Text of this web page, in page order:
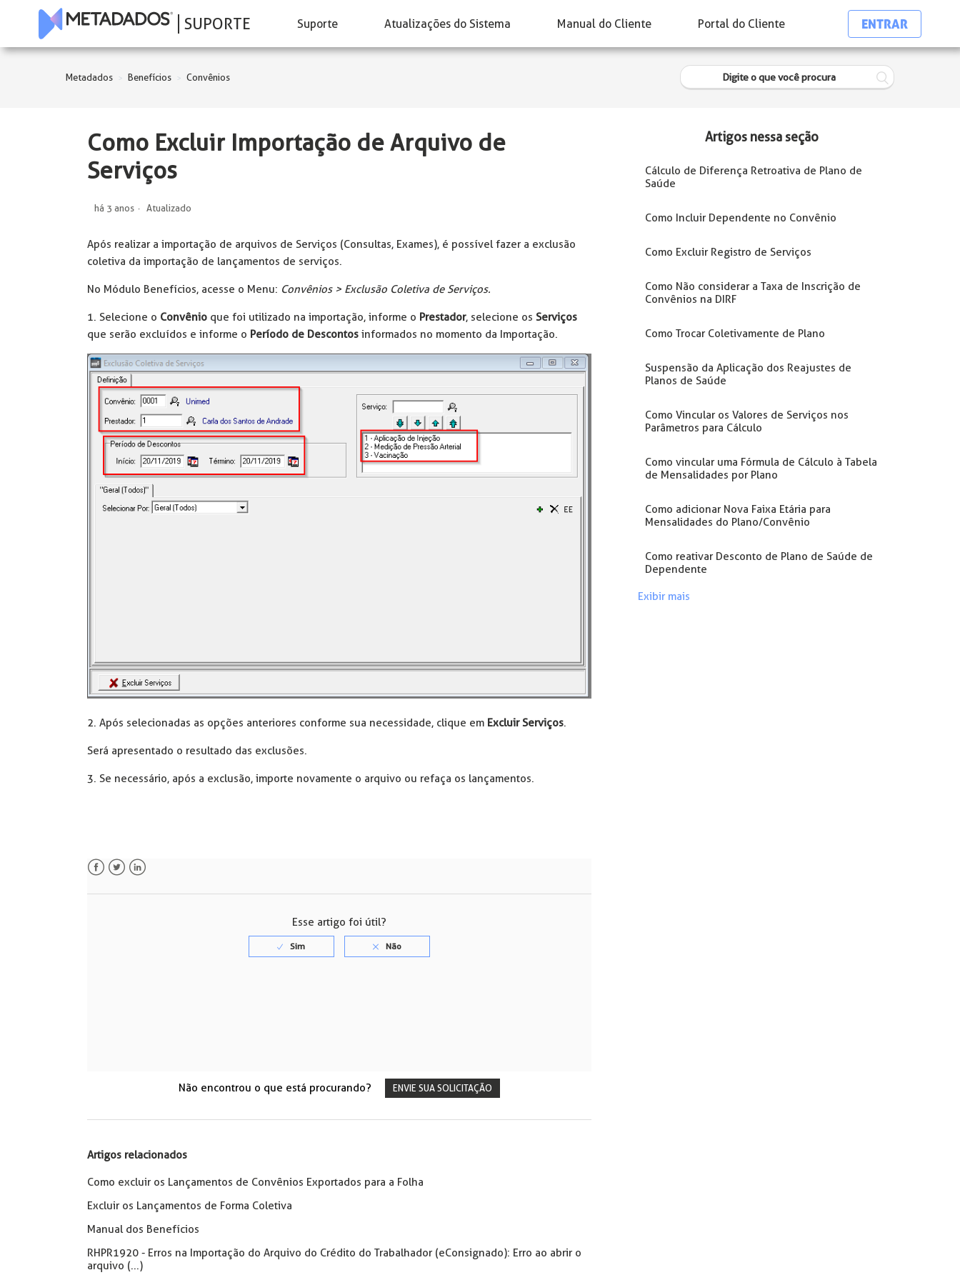
SUPORTE Suporte Atualizações do Sistema Manual do Cliente Portal do Cliente ENTRAR
Metadados Benefícios Convênios
Como Excluir Importação de Arquivo de
Serviços
há 3 anos Atualizado
Após realizar a importação de arquivos de Serviços (Consultas, Exames), é possível fazer a exclusão
coletiva da importação de lançamentos de serviços.
No Módulo Benefícios, acesse o Menu: Convênios > Exclusão Coletiva de Serviços.
1. Selecione o Convênio que foi utilizado na importação, informe o Prestador, selecione os Serviços
que serão excluídos e informe o Período de Descontos informados no momento da Importação.
2. Após selecionadas as opções anteriores conforme sua necessidade, clique em Excluir Serviços.
Será apresentado o resultado das exclusões.
3. Se necessário, após a exclusão, importe novamente o arquivo ou refaça os lançamentos.
Esse artigo foi útil?
Não encontrou o que está procurando? ENVIE SUA SOLICITAÇÃO
Artigos relacionados
Como excluir os Lançamentos de Convênios Exportados para a Folha
Excluir os Lançamentos de Forma Coletiva
Manual dos Benefícios
RHPR1920 - Erros na Importação do Arquivo do Crédito do Trabalhador (eConsignado): Erro ao abrir o
arquivo (...)
Artigos nessa seção
Cálculo de Diferença Retroativa de Plano de
Saúde
Como Incluir Dependente no Convênio
Como Excluir Registro de Serviços
Como Não considerar a Taxa de Inscrição de
Convênios na DIRF
Como Trocar Coletivamente de Plano
Suspensão da Aplicação dos Reajustes de
Planos de Saúde
Como Vincular os Valores de Serviços nos
Parâmetros para Cálculo
Como vincular uma Fórmula de Cálculo à Tabela
de Mensalidades por Plano
Como adicionar Nova Faixa Etária para
Mensalidades do Plano/Convênio
Como reativar Desconto de Plano de Saúde de
Dependente
Exibir mais